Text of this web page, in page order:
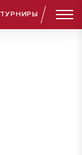
ТУРНИРЫ